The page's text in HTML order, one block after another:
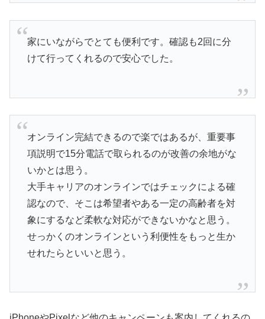
家にいながらでとても便利です。確認も2回に分
けて行ってくれるので安心でした。
オンライン完結できるので楽ではあるが、重要事
項説明で15分電話で取られるのが改善の余地がな
いかとは思う。
大手キャリアのオンラインではチェックによる確
認なので、そこは希望者やある一定の高齢者を対
象にするなど柔軟な対応ができないかなと思う。
せっかくのオンラインという利便性をもっと生か
せれたらといいと思う。